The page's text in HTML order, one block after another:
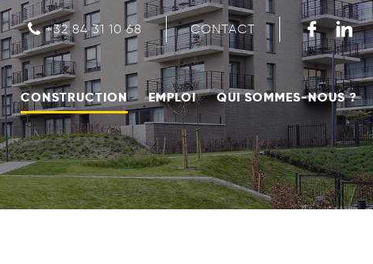
+32 84 31 10 68 CONTACT
CONSTRUCTION EMPLOI QUI SOMMES-NOUS ?